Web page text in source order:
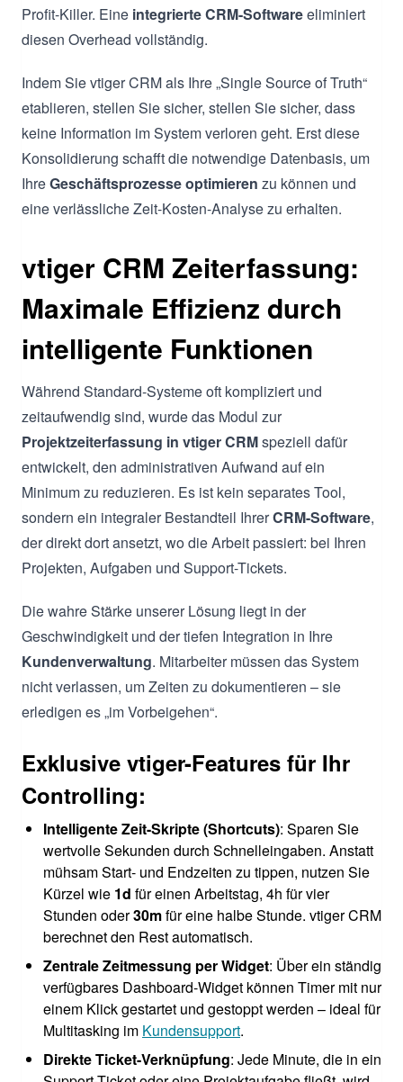
Profit-Killer. Eine integrierte CRM-Softwareeliminiert
diesen Overhead vollständig.
Indem Sie vtiger CRM als Ihre „Single Source of Truth“
etablieren, stellen Sie sicher, stellen Sie sicher, dass
keine Information im System verloren geht. Erst diese
Konsolidierung schafft die notwendige Datenbasis, um
IhreGeschäftsprozesse optimieren zu können und
eine verlässliche Zeit-Kosten-Analyse zu erhalten.
vtiger CRM Zeiterfassung:
Maximale Effizienz durch
intelligente Funktionen
Während Standard-Systeme oft kompliziert und
zeitaufwendig sind, wurde das Modul zur
Projektzeiterfassung in vtiger CRMspeziell dafür
entwickelt, den administrativen Aufwand auf ein
Minimum zu reduzieren. Es ist kein separates Tool,
sondern ein integraler Bestandteil IhrerCRM-Software,
der direkt dort ansetzt, wo die Arbeit passiert: bei Ihren
Projekten, Aufgaben und Support-Tickets.
Die wahre Stärke unserer Lösung liegt in der
Geschwindigkeit und der tiefen Integration in Ihre
Kundenverwaltung. Mitarbeiter müssen das System
nicht verlassen, um Zeiten zu dokumentieren – sie
erledigen es „im Vorbeigehen“.
Exklusive vtiger-Features für Ihr
Controlling:
Intelligente Zeit-Skripte (Shortcuts): Sparen Sie
wertvolle Sekunden durch Schnelleingaben. Anstatt
mühsam Start- und Endzeiten zu tippen, nutzen Sie
Kürzel wie 1d für einen Arbeitstag, 4h für vier
Stunden oder30mfür eine halbe Stunde. vtiger CRM
berechnet den Rest automatisch.
Zentrale Zeitmessung per Widget: Über ein ständig
verfügbares Dashboard-Widget können Timer mit nur
einem Klick gestartet und gestoppt werden – ideal für
Multitasking im Kundensupport.
Direkte Ticket-Verknüpfung: Jede Minute, die in ein